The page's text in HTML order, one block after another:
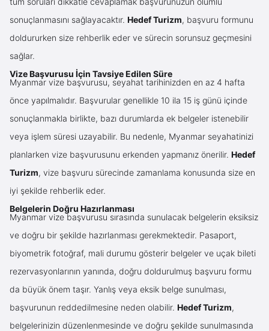
sonuçlanmasını sağlayacaktır. Hedef Turizm, başvuru formunu
doldururken size rehberlik eder ve sürecin sorunsuz geçmesini
sağlar.
Vize Başvurusu İçin Tavsiye Edilen Süre
Myanmar vize başvurusu, seyahat tarihinizden en az 4 hafta
önce yapılmalıdır. Başvurular genellikle 10 ila 15 iş günü içinde
sonuçlanmakla birlikte, bazı durumlarda ek belgeler istenebilir
veya işlem süresi uzayabilir. Bu nedenle, Myanmar seyahatinizi
planlarken vize başvurusunu erkenden yapmanız önerilir. Hedef
Turizm, vize başvuru sürecinde zamanlama konusunda size en
iyi şekilde rehberlik eder.
Belgelerin Doğru Hazırlanması
Myanmar vize başvurusu sırasında sunulacak belgelerin eksiksiz
ve doğru bir şekilde hazırlanması gerekmektedir. Pasaport,
biyometrik fotoğraf, mali durumu gösterir belgeler ve uçak bileti
rezervasyonlarının yanında, doğru doldurulmuş başvuru formu
da büyük önem taşır. Yanlış veya eksik belge sunulması,
başvurunun reddedilmesine neden olabilir. Hedef Turizm,
belgelerinizin düzenlenmesinde ve doğru şekilde sunulmasında